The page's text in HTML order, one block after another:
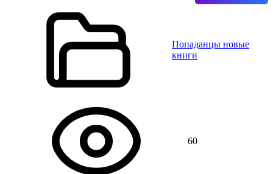
Попаданцы новые
книги
60